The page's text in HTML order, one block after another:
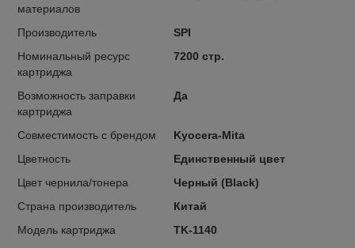
материалов
Производитель
SPI
Номинальный ресурс
картриджа
7200 стр.
Возможность заправки
картриджа
Да
Совместимость с брендом
Kyocera-Mita
Цветность
Единственный цвет
Цвет чернила/тонера
Черный (Black)
Страна производитель
Китай
Модель картриджа
TK-1140